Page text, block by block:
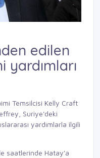
edilen
yardımları
Temsilcisi Kelly Craft
Suriye'deki
yardımlarla ilgili
saatlerinde Hatay'a